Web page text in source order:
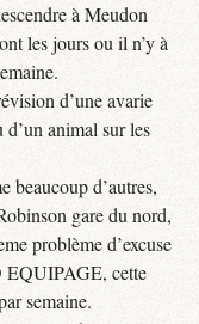
à Meudon
les jours ou il n’y à
d’une avarie
animal sur les
beaucoup d’autres,
gare du nord,
problème d’excuse
EQUIPAGE, cette
semaine.